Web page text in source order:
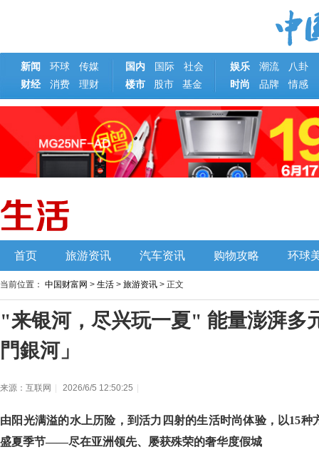
新闻 环球 传媒 国内 国际 社会 娱乐 潮流
八卦
财经
消费 理财 楼市 股市 基金 时尚 品牌 情感
首页 旅游资讯 汽车资讯 购物攻略 环球
当前位置： 中国财富网 > 生活 > 旅游资讯 > 正文
"来银河，尽兴玩一夏" 能量澎湃多
門銀河」
来源：互联网 2026/6/5 12:50:25
由阳光满溢的水上历险，到活力四射的生活时尚体验，以15种
盛夏季节——尽在亚洲领先、屡获殊荣的奢华度假城